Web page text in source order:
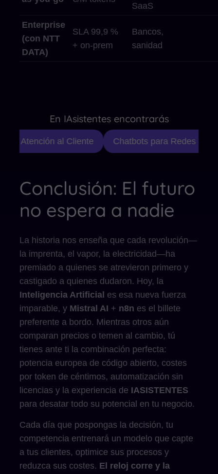
SaaS
Enterprise
(con NTT
DATA)
SLA 99,9 %
+ on-prem
Bancos,
sanidad
En IAsistentes encontrarás
de Atención al Cliente Chatbots para Redes
Conclusión: El futuro
no espera a nadie
La historia nos enseña que cada revolución—
la imprenta, el vapor, la electricidad—ha
premiado a quienes se atrevieron primero y
castigado a quienes dudaron. Hoy, la
Inteligencia Artificial es esa nueva fuerza
imparable, y Mistral AI + n8n es el billete
preferente a bordo. Mientras otros aún
comparan precios o temen al cambio, tú
tienes ante ti la combinación perfecta:
potencia europea de código abierto, costes
por token de céntimos, automatización sin
licencias y la experiencia de IASISTENTES
para desatar todo su potencial en tu negocio.
Cada día que pospongas la decisión, tu
competencia entrenará un modelo que capte
a tus clientes, optimice sus procesos y
reduzca sus costes. El reloj corre y la